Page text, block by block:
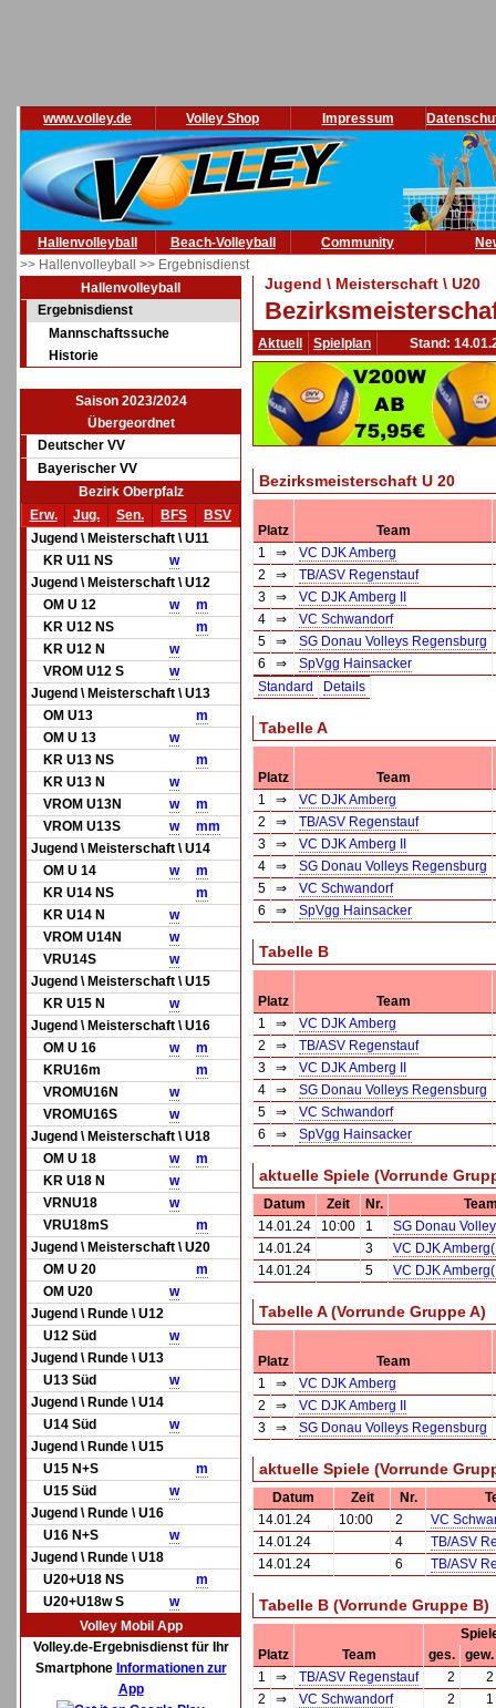
www.volley.de Volley Shop Impressum
Hallenvolleyball Beach-Volleyball Community
>> Hallenvolleyball >> Ergebnisdienst
Hallenvolleyball
Ergebnisdienst
Mannschaftssuche
Historie
Saison 2023/2024
Übergeordnet
Deutscher VV
Bayerischer VV
Bezirk Oberpfalz
Erw.
Jug. Sen. BFS
BSV
Jugend \ Meisterschaft \ U11
KR U11 NS
w
Jugend \ Meisterschaft \ U12
OM U 12
w
m
KR U12 NS
m
KR U12 N
w
VROM U12 S
w
Jugend \ Meisterschaft \ U13
OM U13
m
OM U 13
w
KR U13 NS
m
KR U13 N
w
VROM U13N
w
m
VROM U13S
w mm
Jugend \ Meisterschaft \ U14
OM U 14
w
m
KR U14 NS
m
KR U14 N
w
VROM U14N
w
VRU14S
w
Jugend \ Meisterschaft \ U15
KR U15 N
w
Jugend \ Meisterschaft \ U16
OM U 16
w
m
KRU16m
m
VROMU16N
w
VROMU16S
w
Jugend \ Meisterschaft \ U18
OM U 18
w
m
KR U18 N
w
VRNU18
w
VRU18mS
m
Jugend \ Meisterschaft \ U20
OM U 20
m
OM U20
w
Jugend \ Runde \ U12
U12 Süd
w
Jugend \ Runde \ U13
U13 Süd
w
Jugend \ Runde \ U14
U14 Süd
w
Jugend \ Runde \ U15
U15 N+S
m
U15 Süd
w
Jugend \ Runde \ U16
U16 N+S
w
Jugend \ Runde \ U18
U20+U18 NS
m
U20+U18w S
w
Volley Mobil App
Volley.de-Ergebnisdienst für Ihr
Smartphone Informationen zur
App
Jugend \ Meisterschaft \ U20
Aktuell Spielplan Stand:
Bezirksmeisterschaft U 20
Platz
Team
1
⇒
VC DJK Amberg
2
⇒
TB/ASV Regenstauf
3
⇒
VC DJK Amberg II
4
⇒
VC Schwandorf
5
⇒
SG Donau Volleys Regensburg
6
⇒
SpVgg Hainsacker
Standard
Details
Tabelle A
Platz
Team
1
⇒
VC DJK Amberg
2
⇒
TB/ASV Regenstauf
3
⇒
VC DJK Amberg II
4
⇒
SG Donau Volleys Regensburg
5
⇒
VC Schwandorf
6
⇒ SpVgg Hainsacker
Tabelle B
Platz
Team
1
⇒
VC DJK Amberg
2
⇒
TB/ASV Regenstauf
3
⇒
VC DJK Amberg II
4
⇒
SG Donau Volleys Regensburg
5
⇒
VC Schwandorf
6
⇒ SpVgg Hainsacker
aktuelle Spiele (Vorrunde
Datum Zeit Nr.
14.01.24
10:00 1
SG Donau
14.01.24
3
VC DJK
14.01.24
5 VC DJK
Tabelle A (Vorrunde Gruppe A)
Platz
Team
1
⇒
VC DJK Amberg
2
⇒
VC DJK Amberg II
3
⇒ SG Donau Volleys Regensburg
aktuelle Spiele (Vorrunde
Datum Zeit Nr.
14.01.24
10:00 2
VC
14.01.24
4
TB/ASV
14.01.24
6 TB/ASV
Tabelle B (Vorrunde Gruppe B)
Platz
Team ges.
gew.
1
⇒ TB/ASV Regenstauf 2
2
2
⇒ VC Schwandorf 2
1